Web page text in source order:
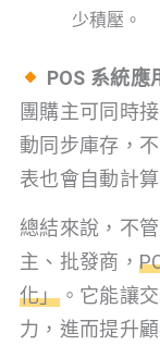
少積壓。
POS 系統應
團購主可同時
動同步庫存，
表也會自動計
總結來說，不
主、批發商，
化」。它能讓
力，進而提升